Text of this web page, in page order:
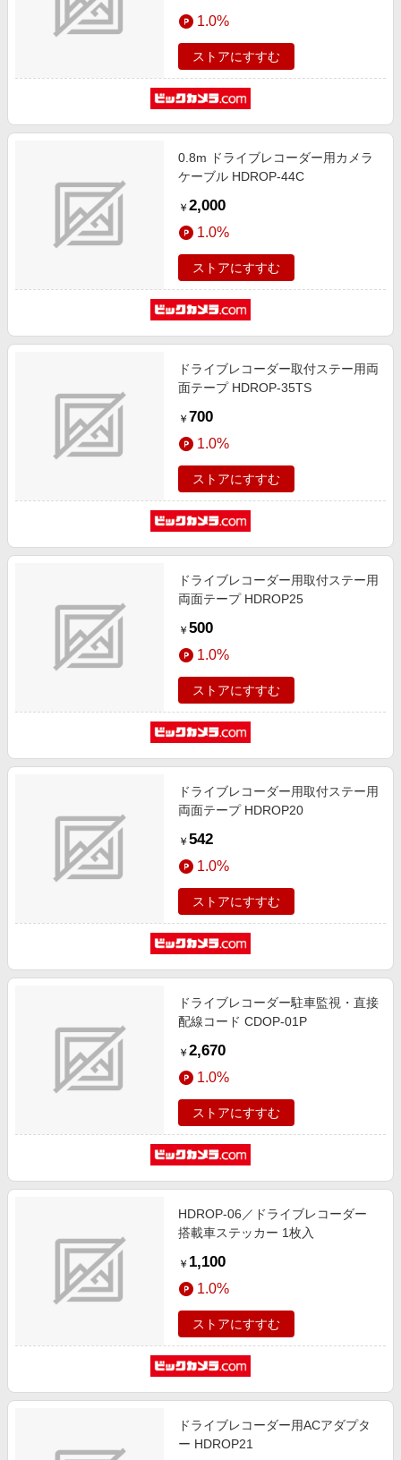
1.0%
ストアにすすむ
0.8m ドライブレコーダー用カメラ
ケーブル HDROP-44C
￥ 2,000
1.0%
ストアにすすむ
ドライブレコーダー取付ステー用両
面テープ HDROP-35TS
￥ 700
1.0%
ストアにすすむ
ドライブレコーダー用取付ステー用
両面テープ HDROP25
￥ 500
1.0%
ストアにすすむ
ドライブレコーダー用取付ステー用
両面テープ HDROP20
￥ 542
1.0%
ストアにすすむ
ドライブレコーダー駐車監視・直接
配線コード CDOP-01P
￥ 2,670
1.0%
ストアにすすむ
HDROP-06／ドライブレコーダー
搭載車ステッカー 1枚入
￥ 1,100
1.0%
ストアにすすむ
ドライブレコーダー用ACアダプタ
ー HDROP21